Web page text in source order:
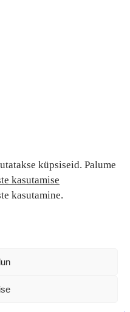
küpsiseid. Palume
kasutamise
kasutamine.